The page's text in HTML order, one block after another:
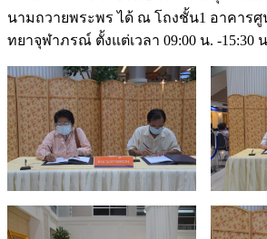
นามถวายพระพร ได้ ณ โถงชั้น1 อาคารศู
ทยาจุฬาภรณ์ ตั้งแต่เวลา 09:00 น. -15:30